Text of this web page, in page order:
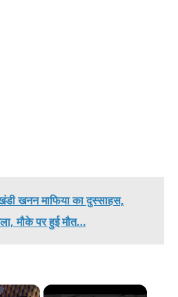
खनन माफिया का दुस्साहस,
मौके पर हुई मौत…
×